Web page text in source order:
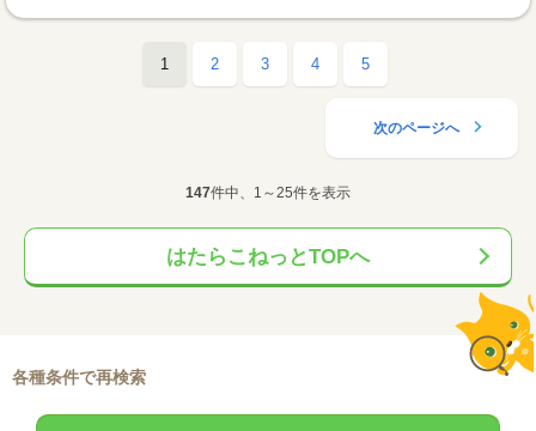
1 2 3 4 5
次のページへ
147件中、1～25件を表示
はたらこねっとTOPへ
各種条件で再検索